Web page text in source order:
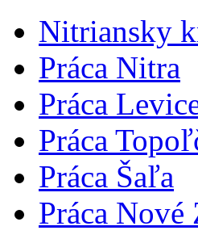
Nitriansky
Práca Nitra
Práca
Práca
Práca Šaľa
Práca Nové